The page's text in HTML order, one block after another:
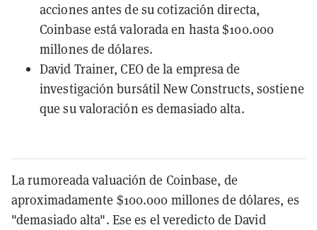
acciones antes de su cotización directa,
Coinbase está valorada en hasta $100.000
millones de dólares.
David Trainer, CEO de la empresa de
investigación bursátil New Constructs, sostiene
que su valoración es demasiado alta.
La rumoreada valuación de Coinbase, de
aproximadamente $100.000 millones de dólares, es
"demasiado alta". Ese es el veredicto de David